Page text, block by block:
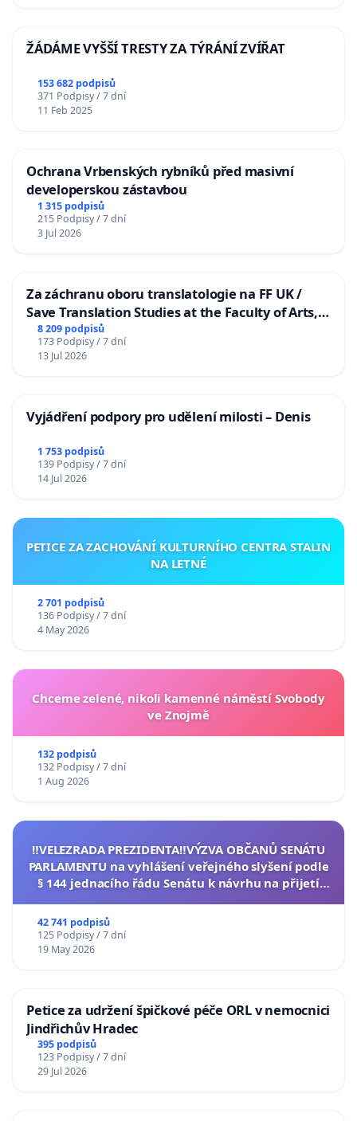
ŽÁDÁME VYŠŠÍ TRESTY ZA TÝRÁNÍ ZVÍŘAT
153 682 podpisů
371 Podpisy / 7 dní
11 Feb 2025
Ochrana Vrbenských rybníků před masivní
developerskou zástavbou
1 315 podpisů
215 Podpisy / 7 dní
3 Jul 2026
Za záchranu oboru translatologie na FF UK /
Save Translation Studies at the Faculty of Arts,
Charles University
8 209 podpisů
173 Podpisy / 7 dní
13 Jul 2026
Vyjádření podpory pro udělení milosti – Denis
1 753 podpisů
139 Podpisy / 7 dní
14 Jul 2026
PETICE ZA ZACHOVÁNÍ KULTURNÍHO CENTRA STALIN
NA LETNÉ
2 701 podpisů
136 Podpisy / 7 dní
4 May 2026
Chceme zelené, nikoli kamenné náměstí Svobody
ve Znojmě
132 podpisů
132 Podpisy / 7 dní
1 Aug 2026
‼️VELEZRADA PREZIDENTA‼️VÝZVA OBČANŮ SENÁTU
PARLAMENTU na vyhlášení veřejného slyšení podle
§ 144 jednacího řádu Senátu k návrhu na přijetí
42 741 podpisů
125 Podpisy / 7 dní
19 May 2026
Petice za udržení špičkové péče ORL v nemocnici
Jindřichův Hradec
395 podpisů
123 Podpisy / 7 dní
29 Jul 2026